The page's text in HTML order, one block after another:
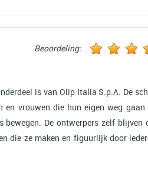
Beoordeling:
is van Olip Italia S.p.A. De
vrouwen die hun eigen weg gaan
bewegen. De ontwerpers zelf blijven
die ze maken en figuurlijk door